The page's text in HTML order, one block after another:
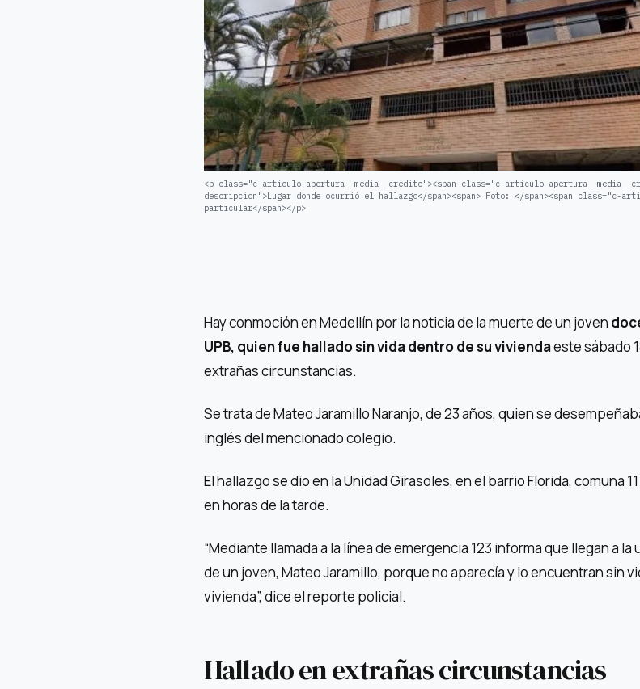
<p class="c-articulo-apertura__media__credito"><span class="c-articulo-
descripcion">Lugar donde ocurrió el hallazgo</span><span> Foto: </span><span class="c-
particular</span></p>
Hay conmoción en Medellín por la noticia de la muerte de un joven
UPB, quien fue hallado sin vida dentro de su viviendaeste sábado
extrañas circunstancias.
Se trata de Mateo Jaramillo Naranjo, de 23 años, quien se
inglés del mencionado colegio.
El hallazgo se dio en la Unidad Girasoles, en el barrio Florida, comuna
en horas de la tarde.
“Mediante llamada a la línea de emergencia 123 informa que llegan a
de un joven, Mateo Jaramillo, porque no aparecía y lo encuentran sin
vivienda”, dice el reporte policial.
Hallado en extrañas circunstancias